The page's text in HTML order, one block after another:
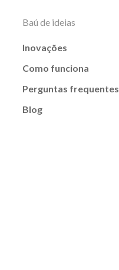
Baú de ideias
Inovações
Como funciona
Perguntas frequentes
Blog